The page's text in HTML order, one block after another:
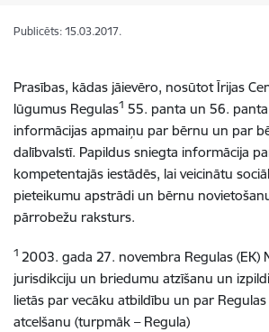
Publicēts: 15.03.2017.
Prasības, kādas jāievēro, nosūtot Īrijas
lūgumus Regulas1 55. panta un 56.
informācijas apmaiņu par bērnu un par
dalībvalstī. Papildus sniegta informācija
kompetentajās iestādēs, lai veicinātu
pieteikumu apstrādi un bērnu
pārrobežu raksturs.
1 2003. gada 27. novembra Regulas (EK)
jurisdikciju un briedumu atzīšanu un
lietās par vecāku atbildību un par
atcelšanu (turpmāk – Regula)